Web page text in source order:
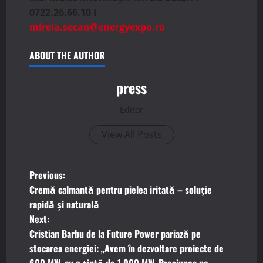
0722.26.66.10 I
mirela.secan@energyexpo.ro
ABOUT THE AUTHOR
press
Editor
View All Posts
P
o
s
t
Previous:
Cremă calmantă pentru pielea iritată – soluție
rapidă și naturală
Next:
Cristian Barbu de la Future Power pariază pe
stocarea energiei: „Avem în dezvoltare proiecte de